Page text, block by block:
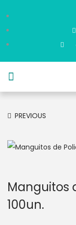
PREVIOUS
Manguitos
100un.